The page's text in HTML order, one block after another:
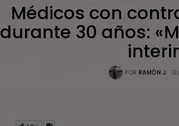
Médicos con
durante 30 años:
POR RAMÓN J.